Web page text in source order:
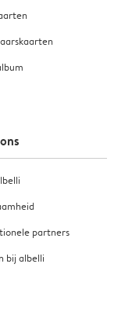
partners
bij albelli